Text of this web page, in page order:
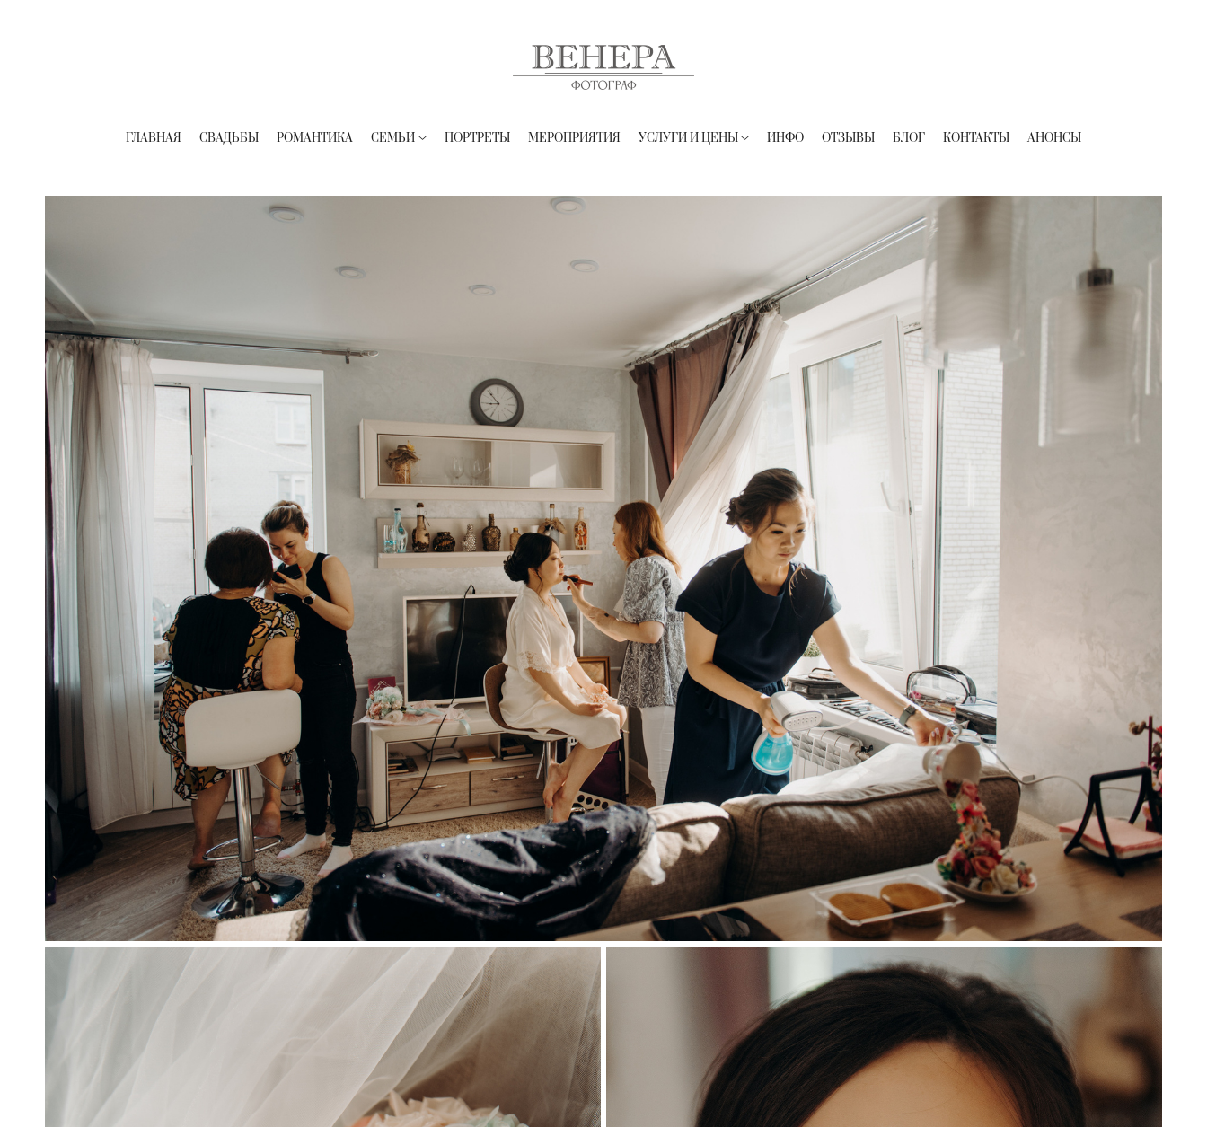
ГЛАВНАЯ СВАДЬБЫ РОМАНТИКА СЕМЬИ ПОРТРЕТЫ МЕРОПРИЯТИЯ УСЛУГИ И ЦЕНЫ ИНФО ОТЗЫВЫ БЛОГ КОНТАКТЫ АНОНСЫ